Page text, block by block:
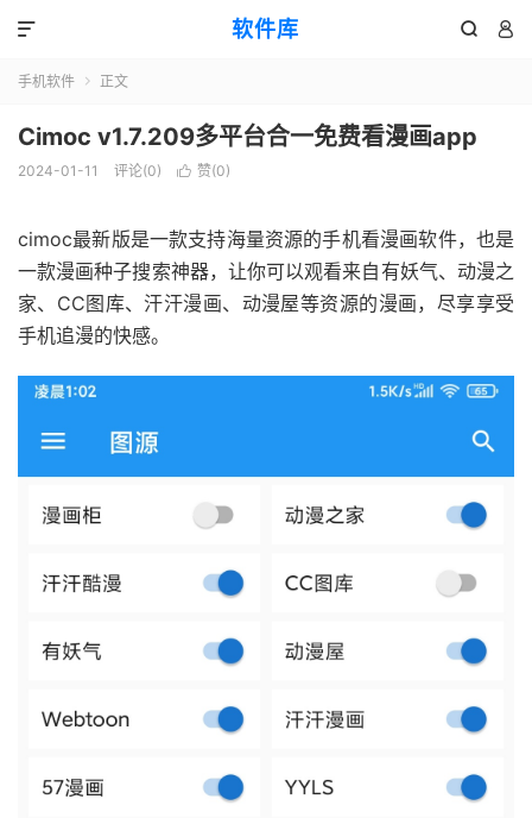
软件库  

手机软件  正文
Cimoc v1.7.209多平台合一免费看漫画app
2024-01-11 评论(0)  赞(0)
cimoc最新版是一款支持海量资源的手机看漫画软件，也是
一款漫画种子搜索神器，让你可以观看来自有妖气、动漫之
家、CC图库、汗汗漫画、动漫屋等资源的漫画，尽享享受
手机追漫的快感。